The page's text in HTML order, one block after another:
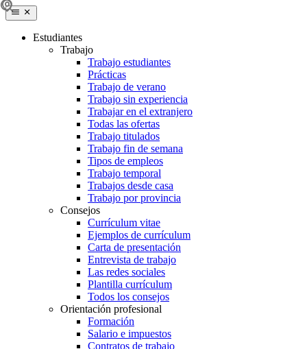
Estudiantes
Trabajo
Trabajo estudiantes
Prácticas
Trabajo de verano
Trabajo sin experiencia
Trabajar en el extranjero
Todas las ofertas
Trabajo titulados
Trabajo fin de semana
Tipos de empleos
Trabajo temporal
Trabajos desde casa
Trabajo por provincia
Consejos
Currículum vitae
Ejemplos de currículum
Carta de presentación
Entrevista de trabajo
Las redes sociales
Plantilla currículum
Todos los consejos
Orientación profesional
Formación
Salario e impuestos
Contratos de trabajo